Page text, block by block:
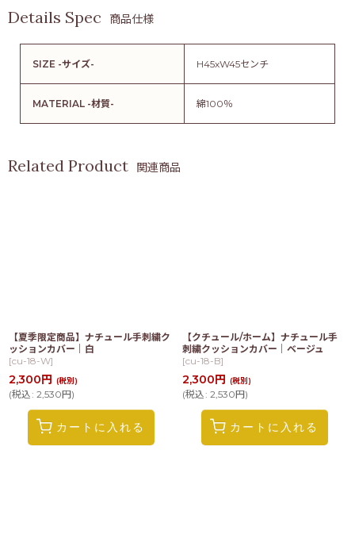
商品仕様
SIZE -サイズ- H45xW45センチ
MATERIAL -材質- 綿100％
関連商品
【夏季限定商品】ナチュール手刺繍ク
ッションカバー｜白
[cu-18-W]
2,300円 (税別)
(税込: 2,530円)
カートに入れる
【クチュール/ホーム】ナチュール手
刺繍クッションカバー｜ベージュ
[cu-18-B]
2,300円 (税別)
(税込: 2,530円)
カートに入れる